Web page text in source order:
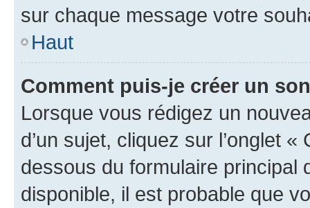
sur chaque message votre
Haut
Comment puis-je créer un
Lorsque vous rédigez un
d’un sujet, cliquez sur l’onglet
dessous du formulaire principal
disponible, il est probable que